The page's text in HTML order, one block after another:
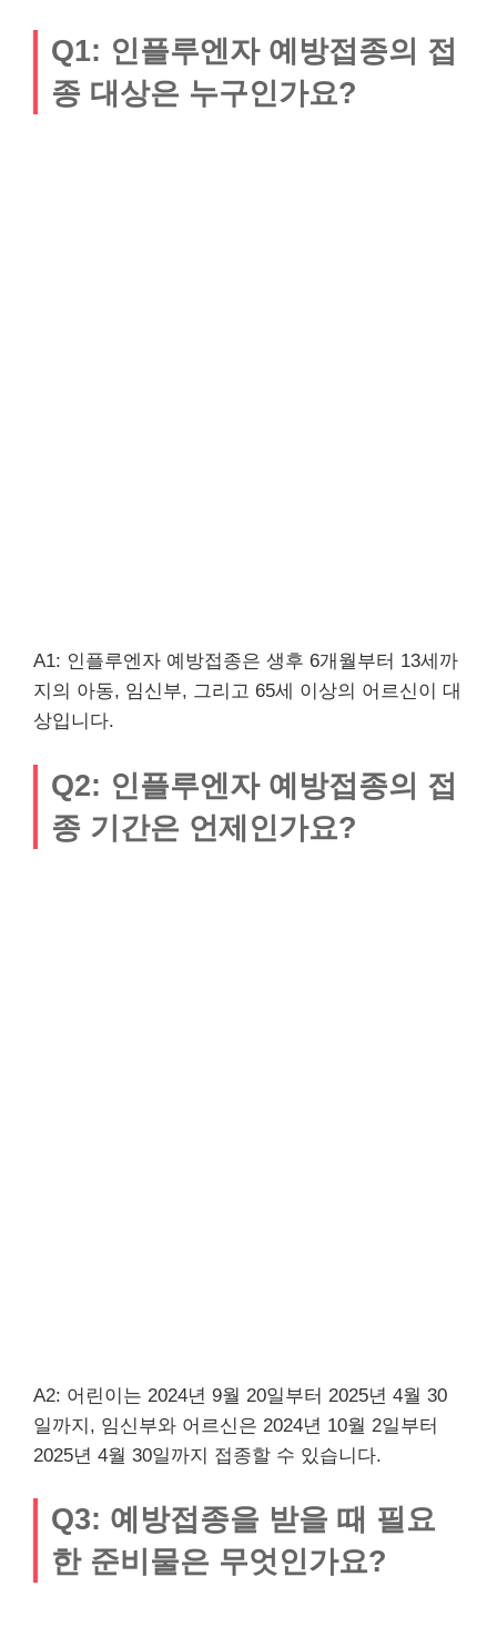
Q1: 인플루엔자 예방접종의 접
종 대상은 누구인가요?
A1: 인플루엔자 예방접종은 생후 6개월부터 13세까
지의 아동, 임신부, 그리고 65세 이상의 어르신이 대
상입니다.
Q2: 인플루엔자 예방접종의 접
종 기간은 언제인가요?
A2: 어린이는 2024년 9월 20일부터 2025년 4월 30
일까지, 임신부와 어르신은 2024년 10월 2일부터
2025년 4월 30일까지 접종할 수 있습니다.
Q3: 예방접종을 받을 때 필요
한 준비물은 무엇인가요?